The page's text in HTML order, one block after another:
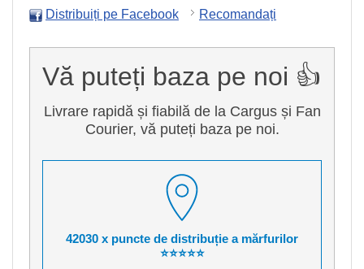
Distribuiți pe Facebook Recomandați
Vă puteți baza pe noi 👍
Livrare rapidă și fiabilă de la Cargus și Fan
Courier, vă puteți baza pe noi.
42030 x puncte de distribuție a mărfurilor
⭐⭐⭐⭐⭐